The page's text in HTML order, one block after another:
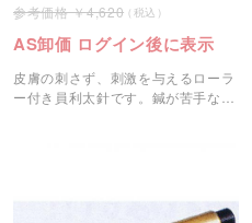
4,620
AS卸価 ログイン後に表示
皮膚の刺さず、刺激を与えるローラ
ー付き員利太針です。鍼が苦手な方